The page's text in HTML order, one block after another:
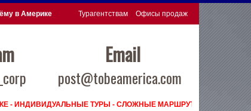
в Америке Турагентствам Офисы продаж
Email
post@tobeamerica.com
- ИНДИВИДУАЛЬНЫЕ ТУРЫ - СЛОЖНЫЕ МАРШРУТЫ ПО США